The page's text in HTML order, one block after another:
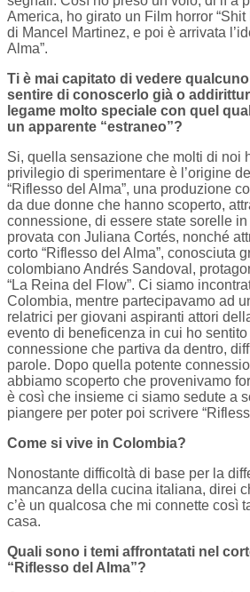
America, ho girato un Film horror
di Mancel Martinez, e poi è arrivata
Alma”.
Ti è mai capitato di vedere
sentire di conoscerlo già o
legame molto speciale con quel
un apparente “estraneo”?
Si, quella sensazione che molti di noi
privilegio di sperimentare è l’origine
“Riflesso del Alma”, una produzione
da due donne che hanno scoperto,
connessione, di essere state sorelle in
provata con Juliana Cortés, nonché
corto “Riflesso del Alma”, conosciuta
colombiano Andrés Sandoval,
“La Reina del Flow”. Ci siamo
Colombia, mentre partecipavamo ad
relatrici per giovani aspiranti attori
evento di beneficenza in cui ho
connessione che partiva da dentro,
parole. Dopo quella potente
abbiamo scoperto che provenivamo
è così che insieme ci siamo sedute a
piangere per poter poi scrivere
Come si vive in Colombia?
Nonostante difficoltà di base per la
mancanza della cucina italiana, direi
c’è un qualcosa che mi connette così
casa.
Quali sono i temi affrontatati nel
“Riflesso del Alma”?